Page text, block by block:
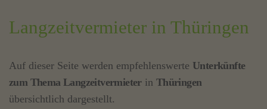
Langzeitvermieter in Thüringen
Auf dieser Seite werden empfehlenswerte Unterkünfte
zum Thema Langzeitvermieterin Thüringen
übersichtlich dargestellt.